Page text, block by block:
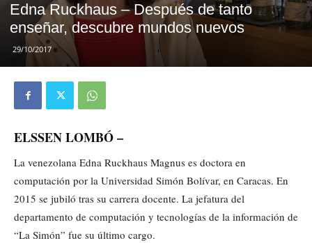
Edna Ruckhaus – Después de tanto
enseñar, descubre mundos nuevos
29/10/2017
ELSSEN LOMBÓ –
La venezolana Edna Ruckhaus Magnus es doctora en
computación por la Universidad Simón Bolívar, en Caracas. En
2015 se jubiló tras su carrera docente. La jefatura del
departamento de computación y tecnologías de la información de
“La Simón” fue su último cargo.